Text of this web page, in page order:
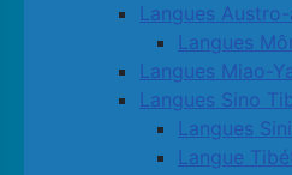
Langues
Langues
Langues Miao-
Langues Sino
Langues
Langue